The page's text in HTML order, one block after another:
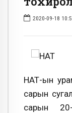
2020-09-18
НӨАТ-ын
сарын
сарын